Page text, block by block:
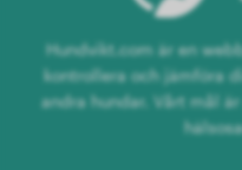
Hundvikt.com är en
kontrollera och jämföra
andra hundar. Vårt mål